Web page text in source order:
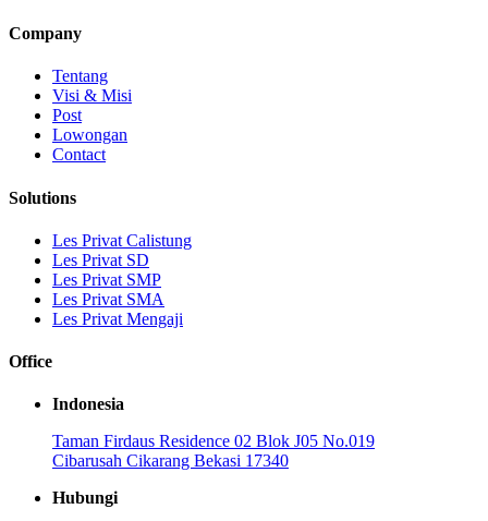
Company
Tentang
Visi & Misi
Post
Lowongan
Contact
Solutions
Les Privat Calistung
Les Privat SD
Les Privat SMP
Les Privat SMA
Les Privat Mengaji
Office
Indonesia
Taman Firdaus Residence 02 Blok J05 No.019
Cibarusah Cikarang Bekasi 17340
Hubungi